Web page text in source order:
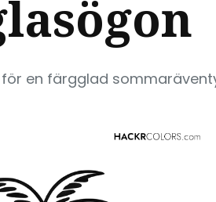
en färgglad